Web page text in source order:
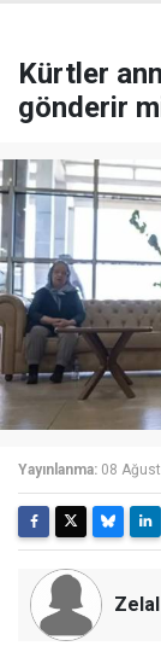
Kürtler
gönderir
Yayınlanma: 08